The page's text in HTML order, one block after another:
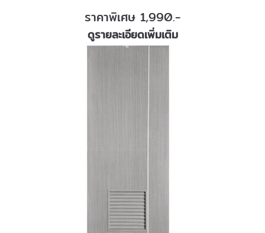
ราคาพิเศษ 1,990.-
ดูรายละเอียดเพิ่มเติม